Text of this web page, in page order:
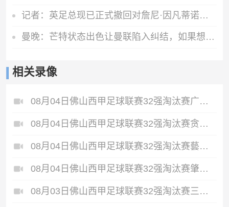
记者：英足总现已正式撤回对詹尼·因凡蒂诺的支持
曼晚：芒特状态出色让曼联陷入纠结，如果想四线争冠可能还得买人
相关录像
08月04日佛山西甲足球联赛32强淘汰赛广东西南建设VS香港圣徒全场录像
08月04日佛山西甲足球联赛32强淘汰赛贪玩游戏VS美的薪火全场录像
08月04日佛山西甲足球联赛32强淘汰赛藝品高國際VS湛江狂狼·粵辉能源全场录像
08月04日佛山西甲足球联赛32强淘汰赛肇庆恒骏成VS三七互娱全场录像
08月03日佛山西甲足球联赛32强淘汰赛三水乐民兴健力宝VS中国澳门澳科精英全场录像